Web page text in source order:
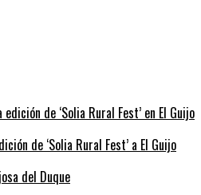
de ‘Solia Rural Fest’ a El Guijo